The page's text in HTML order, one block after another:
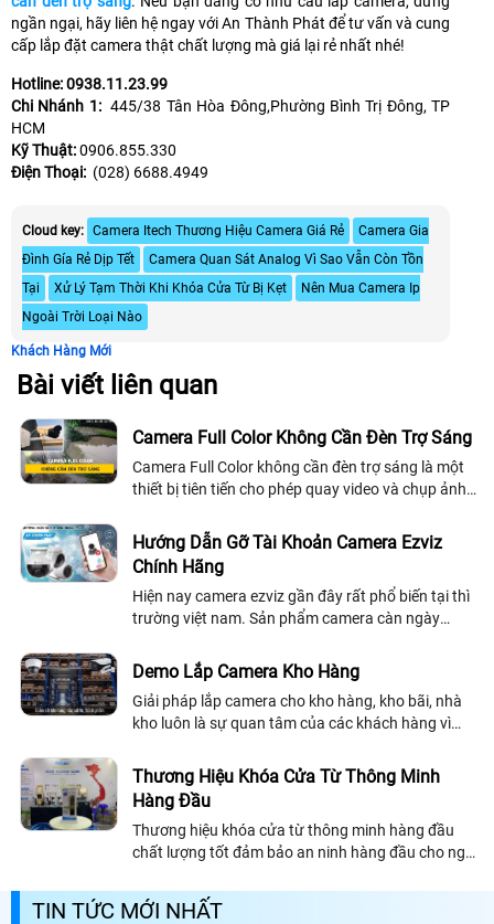
ngần ngại, hãy liên hệ ngay với An Thành Phát để tư vấn và cung
cấp lắp đặt camera thật chất lượng mà giá lại rẻ nhất nhé!
Hotline: 0938.11.23.99
Chi Nhánh 1: 445/38 Tân Hòa Đông,Phường Bình Trị Đông, TP
HCM
Kỹ Thuật:0906.855.330
Điện Thoại: (028) 6688.4949
Cloud key: Camera Itech Thương Hiệu Camera Giá Rẻ
Camera Gia
Đình Gía Rẻ Dịp Tết
Camera Quan Sát Analog Vì Sao Vẫn Còn Tồn
Tại
Xử Lý Tạm Thời Khi Khóa Cửa Từ Bị Kẹt
Nên Mua Camera Ip
Ngoài Trời Loại Nào
Khách Hàng Mới
Bài viết liên quan
Camera Full Color Không Cần Đèn Trợ Sáng
Camera Full Color không cần đèn trợ sáng là một
thiết bị tiên tiến cho phép quay video và chụp ảnh
hình ảnh màu sắc rõ nét. Với công...
Hướng Dẫn Gỡ Tài Khoản Camera Ezviz
Chính Hãng
Hiện nay camera ezviz gần đây rất phổ biến tại thì
trường việt nam. Sản phẩm camera càn ngày
những dòng camera quan sát chuyên dụng...
Demo Lắp Camera Kho Hàng
Giải pháp lắp camera cho kho hàng, kho bãi, nhà
kho luôn là sự quan tâm của các khách hàng vì
trị của doanh nghiệp, có những...
Thương Hiệu Khóa Cửa Từ Thông Minh
Hàng Đầu
Thương hiệu khóa cửa từ thông minh hàng đầu
chất lượng tốt đảm bảo an ninh hàng đầu cho ngôi
nên chọn những thương hiệu uy tín chuyên nghiêp
về khóa cửa từ mục đích an toàn bảo vệ tài sản
TIN TỨC MỚI NHẤT